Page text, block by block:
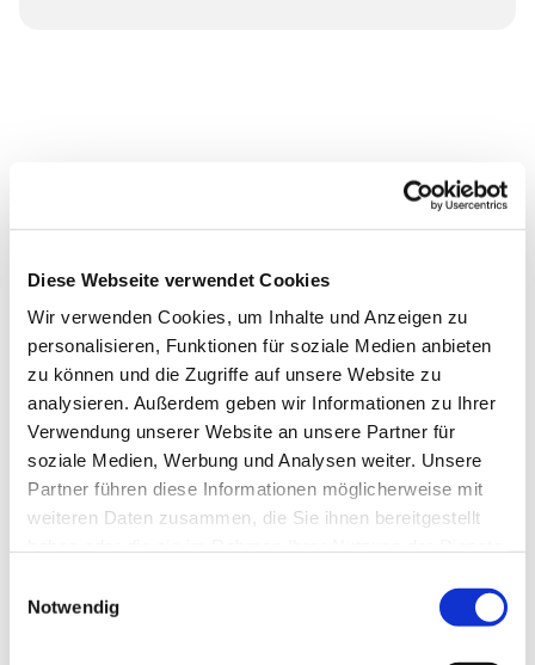
Diese Webseite verwendet Cookies
Wir verwenden Cookies, um Inhalte und Anzeigen zu
personalisieren, Funktionen für soziale Medien anbieten
zu können und die Zugriffe auf unsere Website zu
analysieren. Außerdem geben wir Informationen zu Ihrer
Verwendung unserer Website an unsere Partner für
soziale Medien, Werbung und Analysen weiter. Unsere
Partner führen diese Informationen möglicherweise mit
weiteren Daten zusammen, die Sie ihnen bereitgestellt
Notwendig